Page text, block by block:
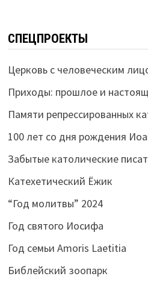
СПЕЦПРОЕКТЫ
Церковь с человеческим
Приходы: прошлое и
Памяти репрессированных
100 лет со дня рождения
Забытые католические
Катехетический Ёжик
“Год молитвы” 2024
Год святого Иосифа
Год семьи Amoris Laetitia
Библейский зоопарк